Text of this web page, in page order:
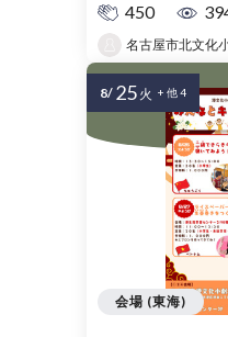
450
名古屋市北文化
会場 (東海)
8/ 25 火 + 他 4